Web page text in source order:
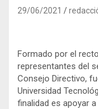
29/06/2021
Formado por el
representantes del
Consejo Directivo,
Universidad
finalidad es apoyar